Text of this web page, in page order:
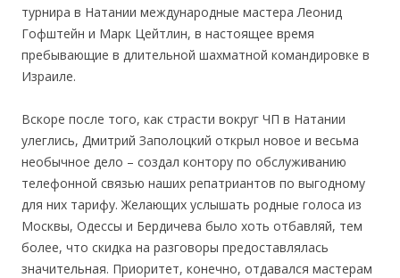
турнира в Натании международные мастера Леонид
Гофштейн и Марк Цейтлин, в настоящее время
пребывающие в длительной шахматной командировке в
Израиле.
Вскоре после того, как страсти вокруг ЧП в Натании
улеглись, Дмитрий Заполоцкий открыл новое и весьма
необычное дело – создал контору по обслуживанию
телефонной связью наших репатриантов по выгодному
для них тарифу. Желающих услышать родные голоса из
Москвы, Одессы и Бердичева было хоть отбавляй, тем
более, что скидка на разговоры предоставлялась
значительная. Приоритет, конечно, отдавался мастерам